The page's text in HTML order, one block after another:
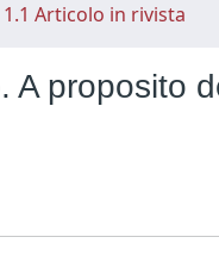
1.1 Articolo in rivista
proposito